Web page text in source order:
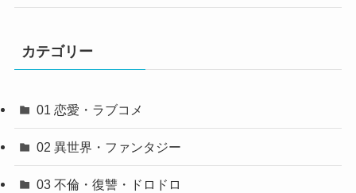
カテゴリー
01 恋愛・ラブコメ
02 異世界・ファンタジー
03 不倫・復讐・ドロドロ